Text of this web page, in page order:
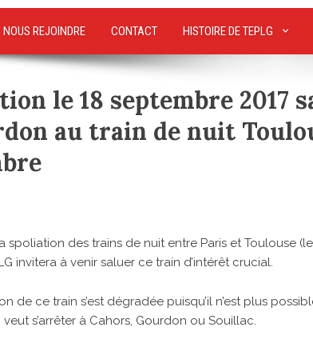
NOUS REJOINDRE CONTACT HISTOIRE DE TEPLG
le 18 septembre 2017
au train de nuit
des trains de nuit entre Paris et Toulouse
invitera à venir saluer ce train d’intérêt crucial.
de ce train s’est dégradée puisqu’il n’est plus
s’arrêter à Cahors, Gourdon ou Souillac.